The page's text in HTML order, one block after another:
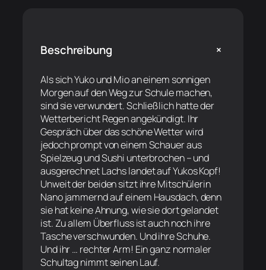
Beschreibung +
Als sich Yuko und Mio an einem sonnigen
Morgen auf den Weg zur Schule machen,
sind sie verwundert. Schließlich hatte der
Wetterbericht Regen angekündigt. Ihr
Gespräch über das schöne Wetter wird
jedoch prompt von einem Schauer aus
Spielzeug und Sushi unterbrochen – und
ausgerechnet Lachs landet auf Yukos Kopf!
Unweit der beiden sitzt ihre Mitschülerin
Nano jammernd auf einem Hausdach, denn
sie hat keine Ahnung, wie sie dort gelandet
ist. Zu allem Überfluss ist auch noch ihre
Tasche verschwunden. Und ihre Schuhe.
Und ihr … rechter Arm! Ein ganz normaler
Schultag nimmt seinen Lauf.